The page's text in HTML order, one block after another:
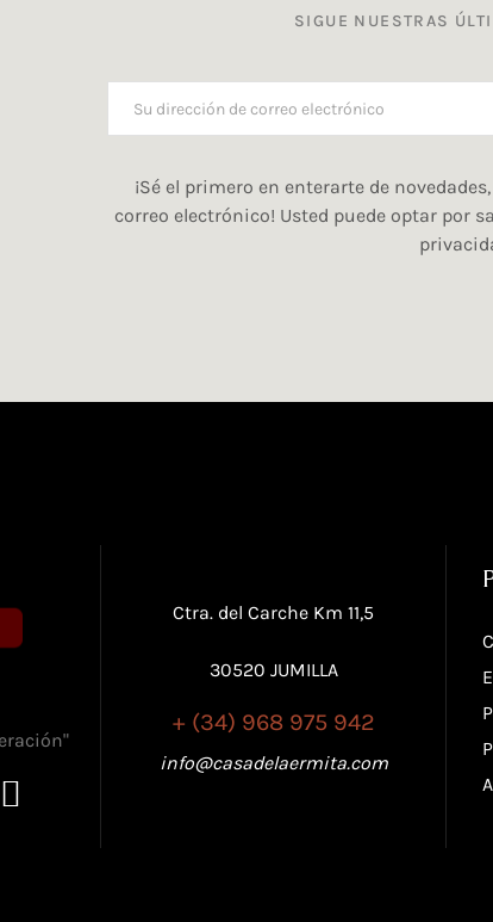
SIGUE NUESTRAS
¡Sé el primero en enterarte de
correo electrónico! Usted puede optar por
Ctra. del Carche Km 11,5
30520 JUMILLA
+ (34) 968 975 942
info@casadelaermita.com